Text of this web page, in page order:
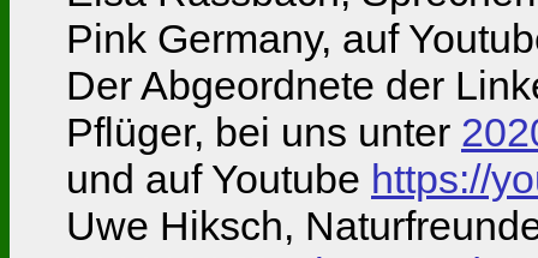
Pink Germany, auf
Der Abgeordnete der
Pflüger, bei uns unter
und auf Youtube https://
Uwe Hiksch,